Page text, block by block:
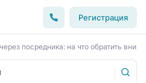
Регистрация
посредника: на что обратить